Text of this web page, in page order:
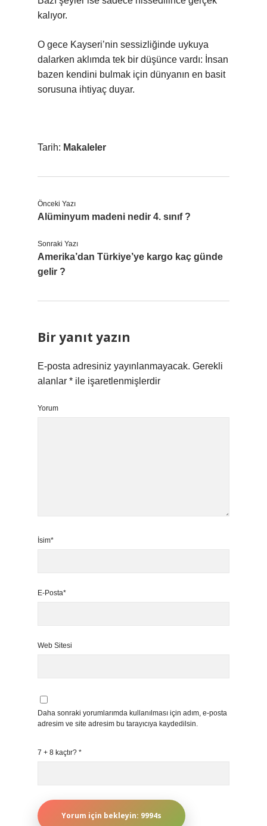
kalıyor.
O gece Kayseri’nin sessizliğinde uykuya
dalarken aklımda tek bir düşünce vardı: İnsan
bazen kendini bulmak için dünyanın en basit
sorusuna ihtiyaç duyar.
Tarih: Makaleler
Önceki Yazı
Alüminyum madeni nedir 4. sınıf ?
Sonraki Yazı
Amerika’dan Türkiye’ye kargo kaç günde
gelir ?
Bir yanıt yazın
E-posta adresiniz yayınlanmayacak. Gerekli
alanlar * ile işaretlenmişlerdir
Yorum
İsim*
E-Posta*
Web Sitesi
Daha sonraki yorumlarımda kullanılması için adım, e-posta
adresim ve site adresim bu tarayıcıya kaydedilsin.
7 + 8 kaçtır? *